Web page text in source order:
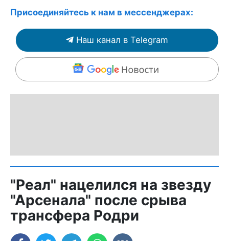
Присоединяйтесь к нам в мессенджерах:
Наш канал в Telegram
"Реал" нацелился на звезду
"Арсенала" после срыва
трансфера Родри